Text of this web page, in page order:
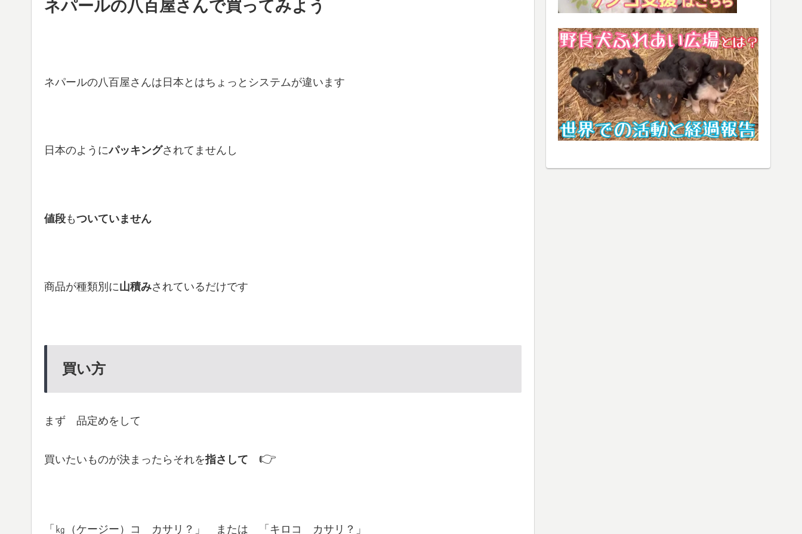
ネパールの八百屋さんで買ってみよう
ネパールの八百屋さんは日本とはちょっとシステムが違います
日本のようにパッキングされてませんし
値段もついていません
商品が種類別に山積みされているだけです
買い方
まず 品定めをして
買いたいものが決まったらそれを指さして 👉
「㎏（ケージー）コ カサリ？」 または 「キロコ カサリ？」